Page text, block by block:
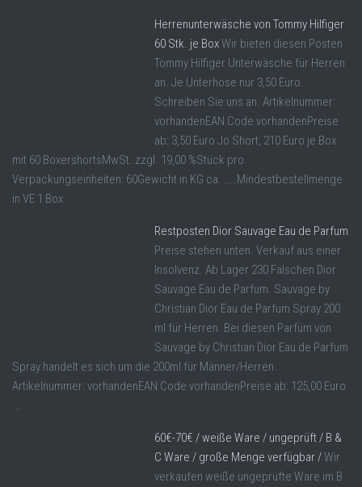
Herrenunterwäsche von Tommy Hilfiger
60 Stk. je BoxWir bieten diesen Posten
Tommy Hilfiger Unterwäsche für Herren
an. Je Unterhose nur 3,50 Euro.
Schreiben Sie uns an. Artikelnummer:
vorhandenEAN Code vorhandenPreise
ab: 3,50 Euro Jo Short, 210 Euro je Box
mit 60 BoxershortsMwSt. zzgl. 19,00 %Stück pro
Verpackungseinheiten: 60Gewicht in KG ca. ……Mindestbestellmenge
in VE 1 Box
Restposten Dior Sauvage Eau de Parfum
Preise stehen unten. Verkauf aus einer
Insolvenz. Ab Lager 230 Falschen Dior
Sauvage Eau de Parfum. Sauvage by
Christian Dior Eau de Parfum Spray 200
ml für Herren. Bei diesen Parfüm von
Sauvage by Christian Dior Eau de Parfum
Spray handelt es sich um die 200ml für Männer/Herren.
Artikelnummer: vorhandenEAN Code vorhandenPreise ab: 125,00 Euro
...
60€-70€ / weiße Ware / ungeprüft / B &
C Ware / große Menge verfügbar /Wir
verkaufen weiße ungeprüfte Ware im B